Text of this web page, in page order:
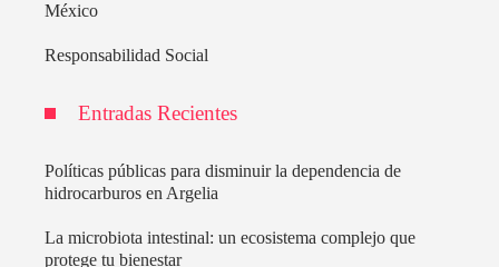
México
Responsabilidad Social
Entradas Recientes
Políticas públicas para disminuir la dependencia de
hidrocarburos en Argelia
La microbiota intestinal: un ecosistema complejo que
protege tu bienestar